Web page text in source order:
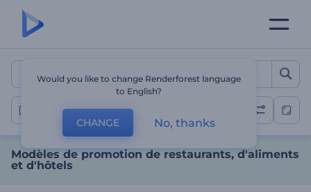
Modèles de promotion
Vidéo sur la restauration et l'hôtellerie
Modèles de promotion de restaurants, d'aliments
et d'hôtels
Would you like to change Renderforest language
to English?
CHANGE No, thanks